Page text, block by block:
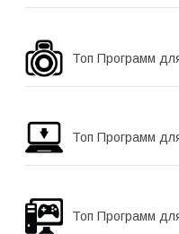
Топ Программ
Топ Программ
Топ Программ